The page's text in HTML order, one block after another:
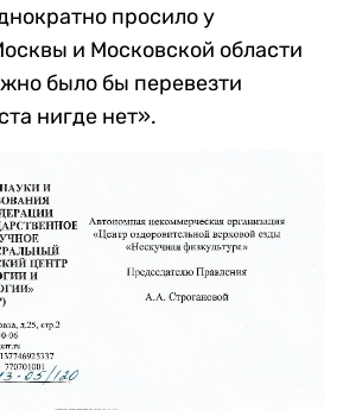
просило у
и Московской области
было бы перевезти
нигде нет».